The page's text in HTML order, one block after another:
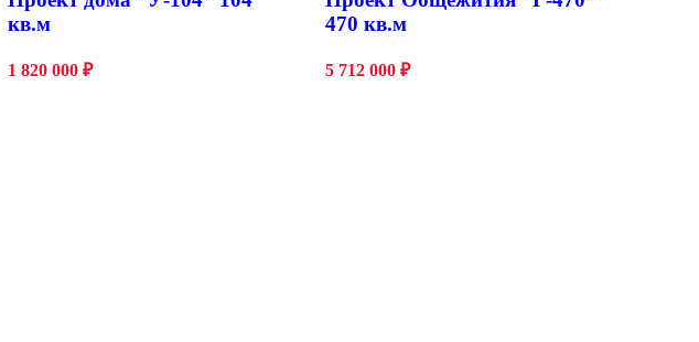
кв.м
1 820 000 ₽
470 кв.м
5 712 000 ₽